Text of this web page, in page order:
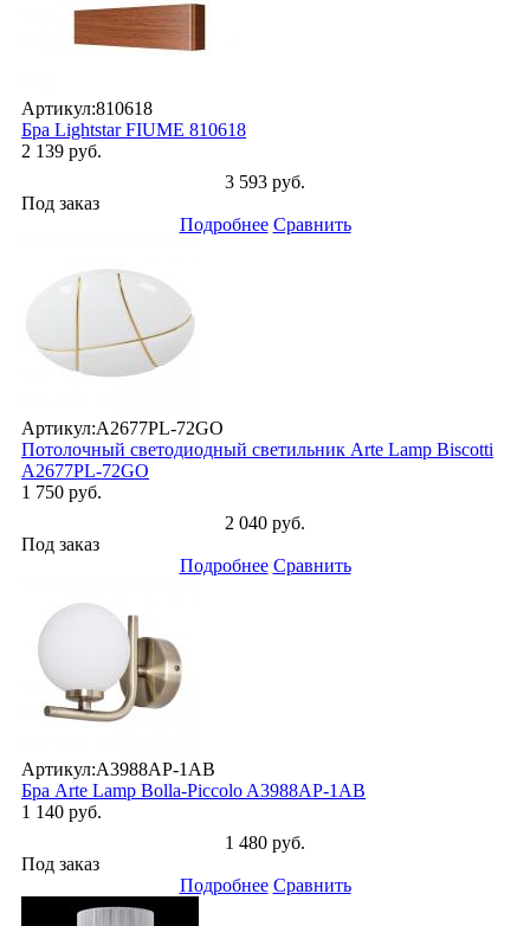
Артикул:810618
Бра Lightstar FIUME 810618
2 139 руб.
3 593 руб.
Под заказ
Подробнее Сравнить
Артикул:A2677PL-72GO
Потолочный светодиодный светильник Arte Lamp Biscotti
A2677PL-72GO
1 750 руб.
2 040 руб.
Под заказ
Подробнее Сравнить
Артикул:A3988AP-1AB
Бра Arte Lamp Bolla-Piccolo A3988AP-1AB
1 140 руб.
1 480 руб.
Под заказ
Подробнее Сравнить